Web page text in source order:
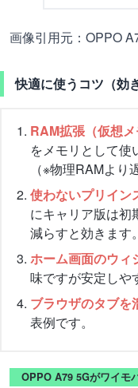
画像引用元：OPPO
快適に使うコツ（効
RAM拡張（仮想
をメモリとして使
（※物理RAMより
使わないプリイン
にキャリア版は初
減らすと効きます。
ホーム画面のウィ
味ですが安定しや
ブラウザのタブを
表例です。
OPPO A79 5Gがワイモ